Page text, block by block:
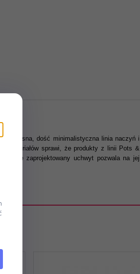
dość minimalistyczna linia naczyń i
materiałów sprawi, że produkty z linii Pots &
zaprojektowany uchwyt pozwala na jej